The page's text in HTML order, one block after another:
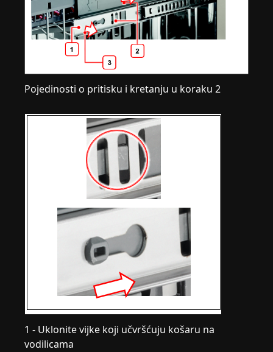
Pojedinosti o pritisku i kretanju u koraku 2
1 - Uklonite vijke koji učvršćuju košaru na
vodilicama